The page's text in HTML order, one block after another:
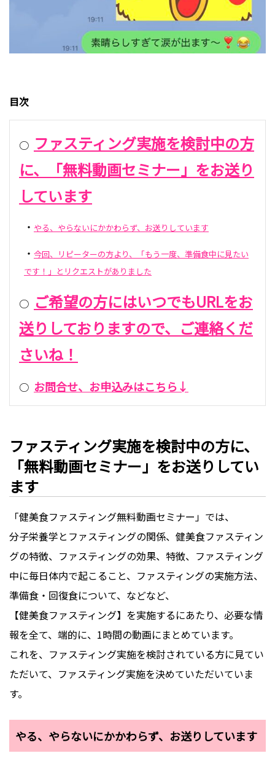
目次
○ ファスティング実施を検討中の方
に、「無料動画セミナー」をお送り
しています
・ やる、やらないにかかわらず、お送りしています
・ 今回、リピーターの方より、「もう一度、準備食中に見たい
です！」とリクエストがありました
○ ご希望の方にはいつでもURLをお
送りしておりますので、ご連絡くだ
さいね！
○ お問合せ、お申込みはこちら↓
ファスティング実施を検討中の方に、
「無料動画セミナー」をお送りしてい
ます
「健美食ファスティング無料動画セミナー」では、
分子栄養学とファスティングの関係、健美食ファスティン
グの特徴、ファスティングの効果、特徴、ファスティング
中に毎日体内で起こること、ファスティングの実施方法、
準備食・回復食について、などなど、
【健美食ファスティング】を実施するにあたり、必要な情
報を全て、端的に、1時間の動画にまとめています。
これを、ファスティング実施を検討されている方に見てい
ただいて、ファスティング実施を決めていただいていま
す。
やる、やらないにかかわらず、お送りしています